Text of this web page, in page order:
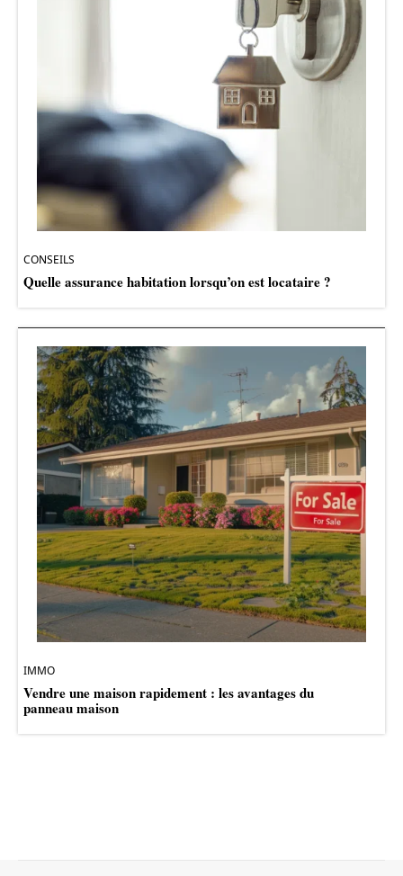
CONSEILS
Quelle assurance habitation lorsqu’on est locataire ?
IMMO
Vendre une maison rapidement : les avantages du
panneau maison